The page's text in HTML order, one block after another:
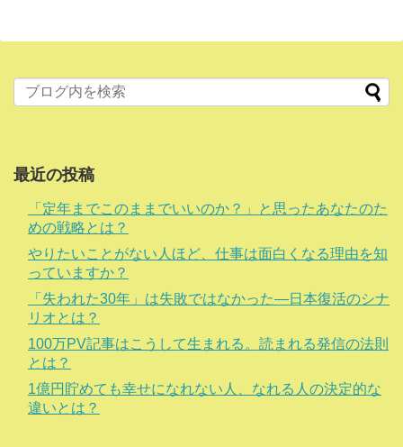
最近の投稿
「定年までこのままでいいのか？」と思ったあなたのた
めの戦略とは？
やりたいことがない人ほど、仕事は面白くなる理由を知
っていますか？
「失われた30年」は失敗ではなかった―日本復活のシナ
リオとは？
100万PV記事はこうして生まれる。読まれる発信の法則
とは？
1億円貯めても幸せになれない人、なれる人の決定的な
違いとは？